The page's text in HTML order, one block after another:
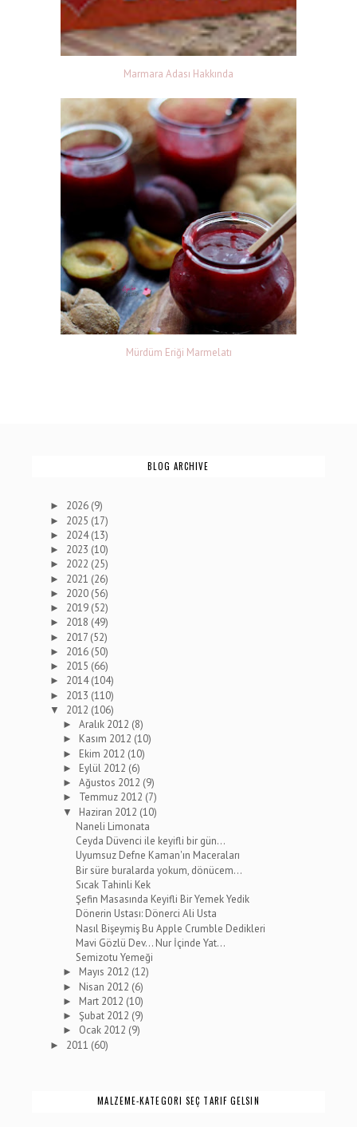
Marmara Adası Hakkında
Mürdüm Eriği Marmelatı
BLOG ARCHIVE
► 2026 (9)
► 2025 (17)
► 2024(13)
► 2023 (10)
► 2022 (25)
► 2021 (26)
► 2020 (56)
► 2019 (52)
► 2018 (49)
► 2017 (52)
► 2016 (50)
► 2015 (66)
► 2014(104)
► 2013 (110)
▼ 2012 (106)
►Aralık 2012 (8)
► Kasım 2012 (10)
► Ekim 2012 (10)
► Eylül 2012 (6)
►Ağustos 2012 (9)
► Temmuz 2012 (7)
▼ Haziran 2012 (10)
Naneli Limonata
Ceyda Düvenci ile keyifli bir gün...
Uyumsuz Defne Kaman'ın Maceraları
Bir süre buralarda yokum, dönücem...
Sıcak Tahinli Kek
Şefin Masasında Keyifli Bir Yemek Yedik
Dönerin Ustası: Dönerci Ali Usta
Nasıl Bişeymiş Bu Apple Crumble Dedikleri
Mavi Gözlü Dev... Nur İçinde Yat...
Semizotu Yemeği
► Mayıs 2012 (12)
► Nisan 2012 (6)
► Mart 2012 (10)
►Şubat 2012 (9)
► Ocak 2012 (9)
► 2011 (60)
MALZEME-KATEGORI SEÇ TARIF GELSIN